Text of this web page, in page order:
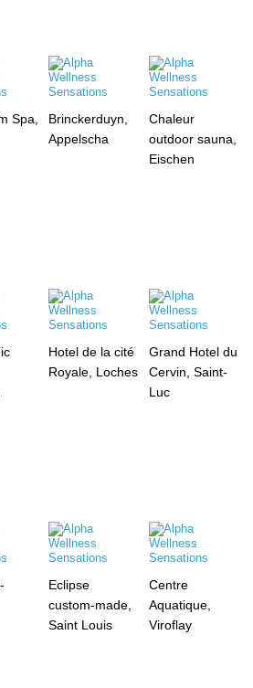
Spa,
Brinckerduyn,
Appelscha
Chaleur
outdoor sauna,
Eischen
Hotel de la cité
Royale, Loches
Grand Hotel du
Cervin, Saint-
Luc
Eclipse
custom-made,
Saint Louis
Centre
Aquatique,
Viroflay